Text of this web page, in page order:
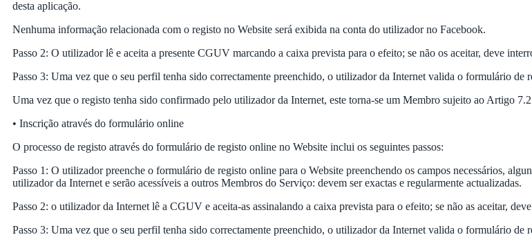
desta aplicação.
Nenhuma informação relacionada com o registo no Website será exibida na conta do utilizador no Facebook.
Passo 2: O utilizador lê e aceita a presente CGUV marcando a caixa prevista para o efeito; se não os aceitar, deve
Passo 3: Uma vez que o seu perfil tenha sido correctamente preenchido, o utilizador da Internet valida o formulário
Uma vez que o registo tenha sido confirmado pelo utilizador da Internet, este torna-se um Membro sujeito ao Artigo
• Inscrição através do formulário online
O processo de registo através do formulário de registo online no Website inclui os seguintes passos:
Passo 1: O utilizador preenche o formulário de registo online para o Website preenchendo os campos necessários,
utilizador da Internet e serão acessíveis a outros Membros do Serviço: devem ser exactas e regularmente actualizadas.
Passo 2: o utilizador da Internet lê a CGUV e aceita-as assinalando a caixa prevista para o efeito; se não as aceitar,
Passo 3: Uma vez que o seu perfil tenha sido correctamente preenchido, o utilizador da Internet valida o formulário